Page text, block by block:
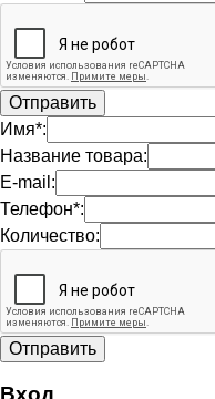
Имя*:
Название товара:
E-mail:
Телефон*:
Количество: